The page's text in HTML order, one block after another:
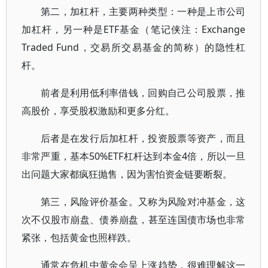
第二，加杠杆，主要两种类型：一种是上市公司
加杠杆，另一种是ETF基金（笔记侠注：Exchange
Traded Fund，交易所交易基金的简称）的隐性杠
杆。
前者是利用低利率借钱，回购自己公司股票，推
高股价，享受股权激励和更多分红。
后者是在发行后加杠杆，投资股票等资产，而且
非常严重，基本50%ETF杠杆达到本金4倍，所以一旦
出问题大家都疯狂抛售，因为害怕资金链要断裂。
第三，风险评价基金。又称为风险对冲基金，这
次不仅股市崩盘、债券崩盘，甚至连国债市场也非常
紧张，包括黄金也照样跌。
通常在危机中黄金会呈上涨趋势，很难理解这一